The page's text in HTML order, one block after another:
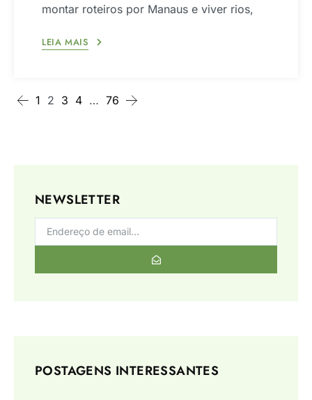
montar roteiros por Manaus e viver rios,
LEIA MAIS
1 2 3 4 … 76
NEWSLETTER
POSTAGENS INTERESSANTES